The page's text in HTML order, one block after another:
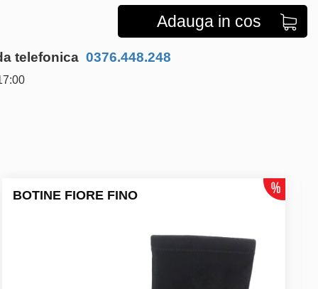
Adauga in cos
telefonica 0376.448.248
BOTINE FIORE FINO